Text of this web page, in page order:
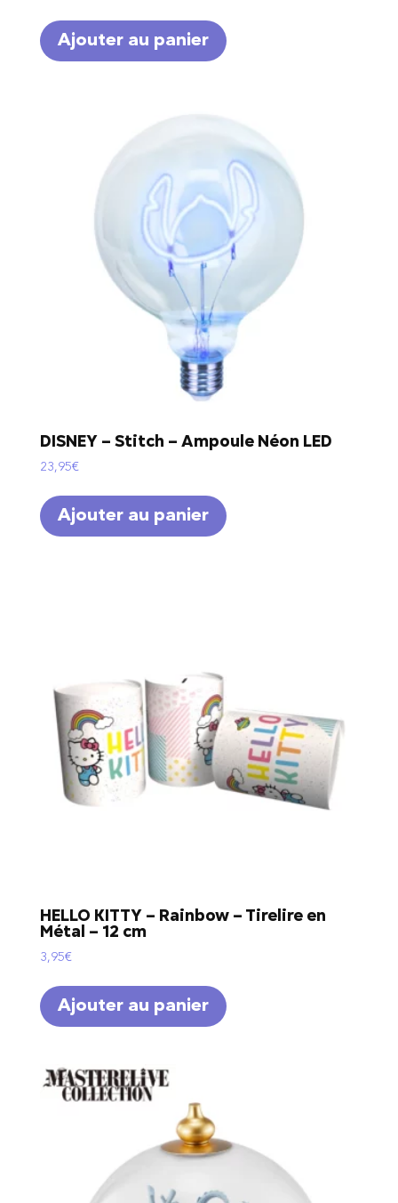
Ajouter au panier
DISNEY – Stitch – Ampoule Néon LED
23,95€
Ajouter au panier
HELLO KITTY – Rainbow – Tirelire en
Métal – 12 cm
3,95€
Ajouter au panier